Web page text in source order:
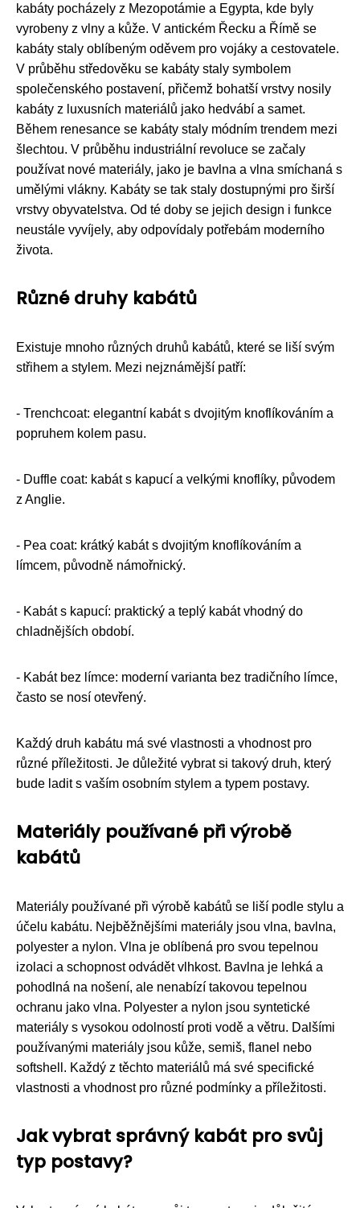
kabáty pocházely z Mezopotámie a Egypta, kde byly
vyrobeny z vlny a kůže. V antickém Řecku a Římě se
kabáty staly oblíbeným oděvem pro vojáky a cestovatele.
V průběhu středověku se kabáty staly symbolem
společenského postavení, přičemž bohatší vrstvy nosily
kabáty z luxusních materiálů jako hedvábí a samet.
Během renesance se kabáty staly módním trendem mezi
šlechtou. V průběhu industriální revoluce se začaly
používat nové materiály, jako je bavlna a vlna smíchaná s
umělými vlákny. Kabáty se tak staly dostupnými pro širší
vrstvy obyvatelstva. Od té doby se jejich design i funkce
neustále vyvíjely, aby odpovídaly potřebám moderního
života.
Různé druhy kabátů
Existuje mnoho různých druhů kabátů, které se liší svým
střihem a stylem. Mezi nejznámější patří:
- Trenchcoat: elegantní kabát s dvojitým knoflíkováním a
popruhem kolem pasu.
- Duffle coat: kabát s kapucí a velkými knoflíky, původem
z Anglie.
- Pea coat: krátký kabát s dvojitým knoflíkováním a
límcem, původně námořnický.
- Kabát s kapucí: praktický a teplý kabát vhodný do
chladnějších období.
- Kabát bez límce: moderní varianta bez tradičního límce,
často se nosí otevřený.
Každý druh kabátu má své vlastnosti a vhodnost pro
různé příležitosti. Je důležité vybrat si takový druh, který
bude ladit s vaším osobním stylem a typem postavy.
Materiály používané při výrobě
kabátů
Materiály používané při výrobě kabátů se liší podle stylu a
účelu kabátu. Nejběžnějšími materiály jsou vlna, bavlna,
polyester a nylon. Vlna je oblíbená pro svou tepelnou
izolaci a schopnost odvádět vlhkost. Bavlna je lehká a
pohodlná na nošení, ale nenabízí takovou tepelnou
ochranu jako vlna. Polyester a nylon jsou syntetické
materiály s vysokou odolností proti vodě a větru. Dalšími
používanými materiály jsou kůže, semiš, flanel nebo
softshell. Každý z těchto materiálů má své specifické
vlastnosti a vhodnost pro různé podmínky a příležitosti.
Jak vybrat správný kabát pro svůj
typ postavy?